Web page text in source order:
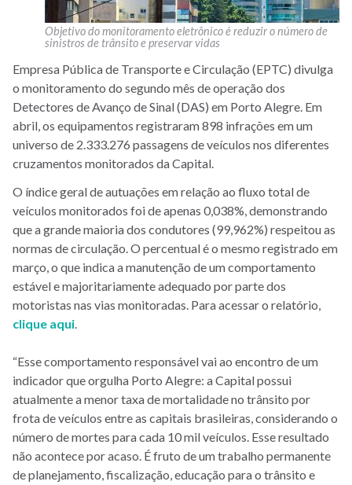
Objetivo do monitoramento eletrônico é reduzir o número de
sinistros de trânsito e preservar vidas
Empresa Pública de Transporte e Circulação (EPTC) divulga
o monitoramento do segundo mês de operação dos
Detectores de Avanço de Sinal (DAS) em Porto Alegre. Em
abril, os equipamentos registraram 898 infrações em um
universo de 2.333.276 passagens de veículos nos diferentes
cruzamentos monitorados da Capital.
O índice geral de autuações em relação ao fluxo total de
veículos monitorados foi de apenas 0,038%, demonstrando
que a grande maioria dos condutores (99,962%) respeitou as
normas de circulação. O percentual é o mesmo registrado em
março, o que indica a manutenção de um comportamento
estável e majoritariamente adequado por parte dos
motoristas nas vias monitoradas. Para acessar o relatório,
clique aqui.
“Esse comportamento responsável vai ao encontro de um
indicador que orgulha Porto Alegre: a Capital possui
atualmente a menor taxa de mortalidade no trânsito por
frota de veículos entre as capitais brasileiras, considerando o
número de mortes para cada 10 mil veículos. Esse resultado
não acontece por acaso. É fruto de um trabalho permanente
de planejamento, fiscalização, educação para o trânsito e